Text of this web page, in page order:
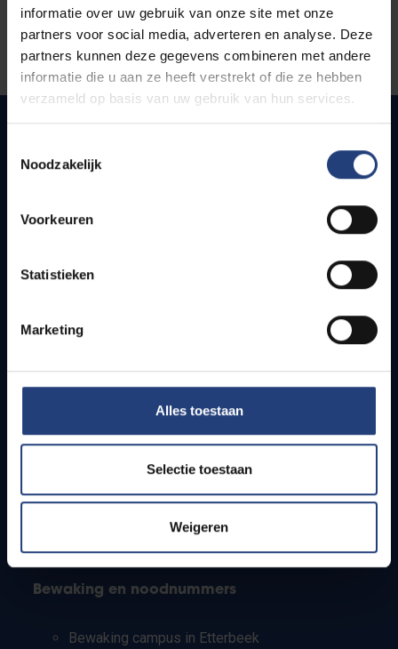
informatie over uw gebruik van onze site met onze
partners voor social media, adverteren en analyse. Deze
partners kunnen deze gegevens combineren met andere
informatie die u aan ze heeft verstrekt of die ze hebben
verzameld op basis van uw gebruik van hun services.
Noodzakelijk
Voorkeuren
Statistieken
Marketing
Alles toestaan
Selectie toestaan
Weigeren
Snel naar
Bereikbaarheid
Studenten
PhD-studenten
Leerkrachten en secundaire scholen
Bewaking en noodnummers
Bewaking campus in Etterbeek